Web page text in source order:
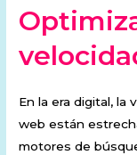
En la era digital, la
web están
motores de